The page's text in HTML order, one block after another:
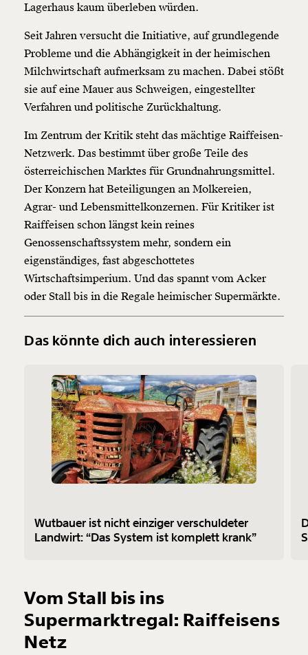
Lagerhaus kaum überleben würden.
Seit Jahren versucht die Initiative, auf grundlegende
Probleme und die Abhängigkeit in der heimischen
Milchwirtschaft aufmerksam zu machen. Dabei stößt
sie auf eine Mauer aus Schweigen, eingestellter
Verfahren und politische Zurückhaltung.
Im Zentrum der Kritik steht das mächtige Raiffeisen-
Netzwerk. Das bestimmt über große Teile des
österreichischen Marktes für Grundnahrungsmittel.
Der Konzern hat Beteiligungen an Molkereien,
Agrar- und Lebensmittelkonzernen. Für Kritiker ist
Raiffeisen schon längst kein reines
Genossenschaftssystem mehr, sondern ein
eigenständiges, fast abgeschottetes
Wirtschaftsimperium. Und das spannt vom Acker
oder Stall bis in die Regale heimischer Supermärkte.
Das könnte dich auch interessieren
Wutbauer‌ ‌ist‌ ‌nicht‌ ‌einziger‌ ‌verschuldeter‌
‌Landwirt:‌ ‌“Das‌ ‌System‌ ‌ist‌ ‌komplett‌ ‌krank”‌
Vom Stall bis ins
Supermarktregal: Raiffeisens
Netz